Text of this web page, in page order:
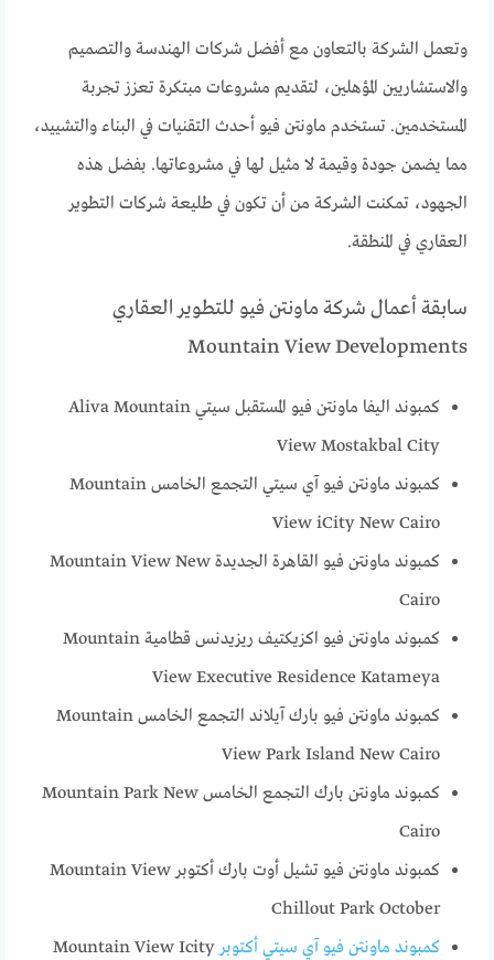
وتعمل الشركة بالتعاون مع أفضل شركات الهندسة والتصميم
والاستشاريين المؤهلين، لتقديم مشروعات مبتكرة تعزز تجربة
المستخدمين. تستخدم ماونتن فيو أحدث التقنيات في البناء والتشييد،
مما يضمن جودة وقيمة لا مثيل لها في مشروعاتها. بفضل هذه
الجهود، تمكنت الشركة من أن تكون في طليعة شركات التطوير
العقاري في المنطقة.
سابقة أعمال شركة ماونتن فيو للتطوير العقاري
Mountain View Developments
كمبوند اليفا ماونتن فيو المستقبل سيتي Aliva Mountain
View Mostakbal City
كمبوند ماونتن فيو آي سيتي التجمع الخامس Mountain
View iCity New Cairo
كمبوند ماونتن فيو القاهرة الجديدة Mountain View New
Cairo
كمبوند ماونتن فيو اكزيكتيف ريزيدنس قطامية Mountain
View Executive Residence Katameya
كمبوند ماونتن فيو بارك آيلاند التجمع الخامس Mountain
View Park Island New Cairo
كمبوند ماونتن بارك التجمع الخامس Mountain Park New
Cairo
كمبوند ماونتن فيو تشيل أوت بارك أكتوبر Mountain View
Chillout Park October
كمبوند ماونتن فيو آي سيتي أكتوبر Mountain View Icity